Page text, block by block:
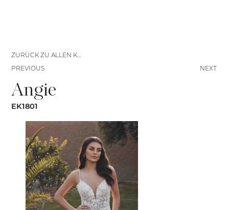
Angie
EK1801
NEXT
ZURÜCK ZU ALLEN KLEIDERN
PREVIOUS